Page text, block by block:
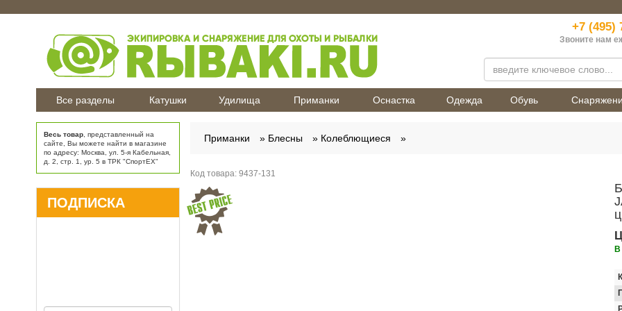
+7 (495)
Звоните нам
Все разделы Катушки Удилища Приманки Оснастка Одежда Обувь
Приманки Блесны Колеблющиеся
Код товара: 9437-131
Весь товар , представленный на
сайте, Вы можете найти в магазине
по адресу: Москва, ул. 5-я Кабельная,
д. 2, стр. 1, ур. 5 в ТРК "СпортЕХ"
ПОДПИСКА